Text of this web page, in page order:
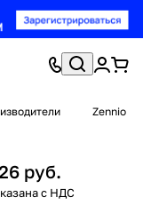
Zennio
руб.